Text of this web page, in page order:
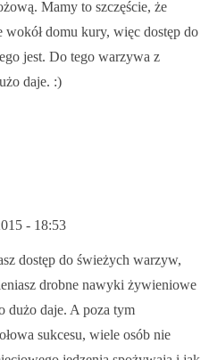
Mamy to szczęście, że
wokół domu kury, więc dostęp do
jest. Do tego warzywa z
daje. :)
- 18:53
dostęp do świeżych warzyw,
drobne nawyki żywieniowe
dużo daje. A poza tym
sukcesu, wiele osób nie